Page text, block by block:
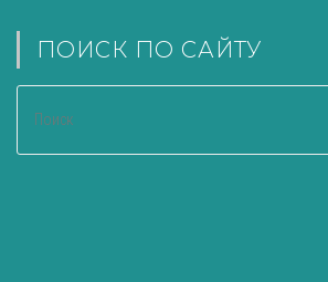
ПОИСК ПО САЙТУ